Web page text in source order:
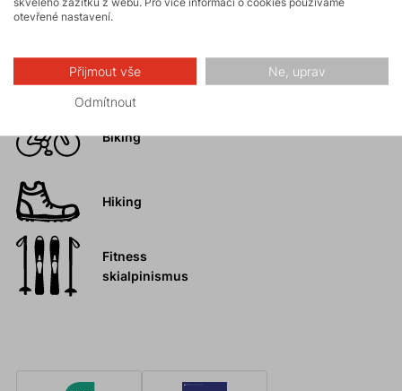
turistika
Trail running
FAST and LIGHT
Biking
Hiking
Fitness
skialpinismus
otevřené nastavení.
Přijmout vše Ne, uprav
Odmítnout